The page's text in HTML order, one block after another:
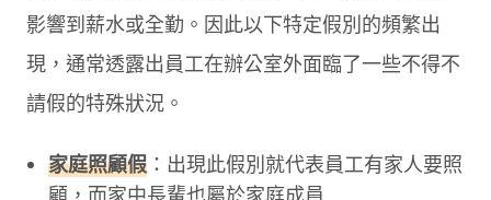
影響到薪水或全勤。因此以下特定假別的頻繁出
現，通常透露出員工在辦公室外面臨了一些不得不
請假的特殊狀況。
家庭照顧假 ：出現此假別就代表員工有家人要照
顧，而家中長輩也屬於家庭成員